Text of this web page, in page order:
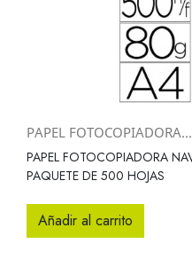
PAPEL FOTOCOPIADORA...
PAPEL FOTOCOPIADORA
PAQUETE DE 500 HOJAS
Añadir al carrito